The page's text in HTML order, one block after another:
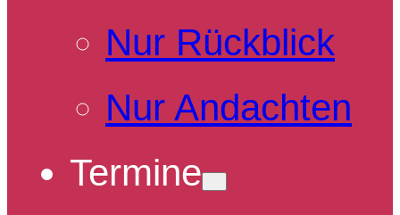
Nur Rückblick
Nur Andachten
Termine